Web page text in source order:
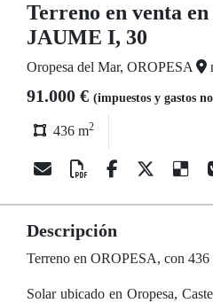
Terreno en venta
JAUME I, 30
Oropesa del Mar, OROPESA
91.000 € (impuestos y gastos
436 m2
Descripción
Terreno en OROPESA, con 436
Solar ubicado en Oropesa,